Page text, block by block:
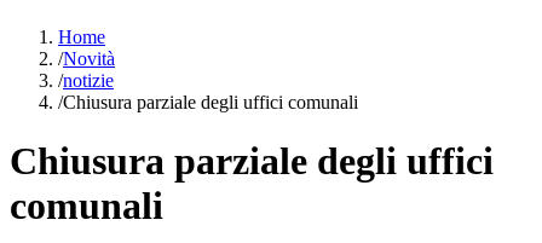
Home
/Novità
/notizie
/Chiusura parziale degli uffici comunali
Chiusura parziale degli uffici
comunali